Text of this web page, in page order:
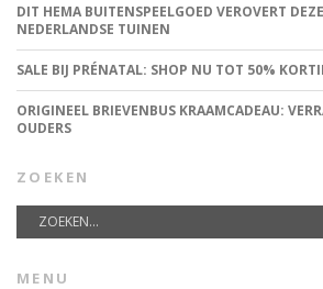
DIT HEMA BUITENSPEELGOED VEROVERT
NEDERLANDSE TUINEN
SALE BIJ PRÉNATAL: SHOP NU TOT 50%
ORIGINEEL BRIEVENBUS KRAAMCADEAU:
OUDERS
ZOEKEN
MENU